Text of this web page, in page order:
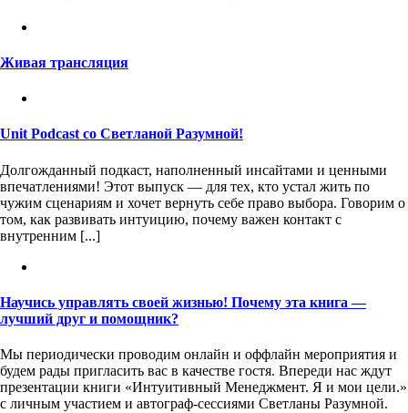
Живая трансляция
Unit Podcast со Светланой Разумной!
Долгожданный подкаст, наполненный инсайтами и ценными
впечатлениями! Этот выпуск — для тех, кто устал жить по
чужим сценариям и хочет вернуть себе право выбора. Говорим о
том, как развивать интуицию, почему важен контакт с
внутренним [...]
Научись управлять своей жизнью! Почему эта книга —
лучший друг и помощник?
Мы периодически проводим онлайн и оффлайн мероприятия и
будем рады пригласить вас в качестве гостя. Впереди нас ждут
презентации книги «Интуитивный Менеджмент. Я и мои цели.»
с личным участием и автограф-сессиями Светланы Разумной.